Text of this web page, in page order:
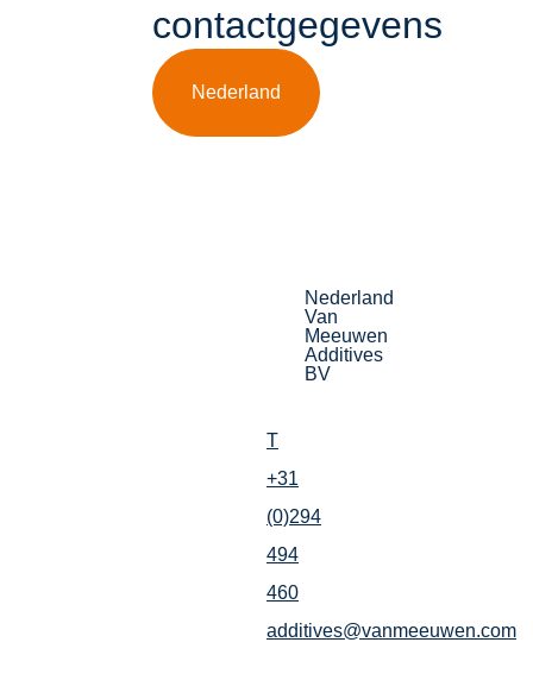
contactgegevens
Nederland
Nederland
Van
Meeuwen
Additives
BV
T
+31
(0)294
494
460
additives@vanmeeuwen.com